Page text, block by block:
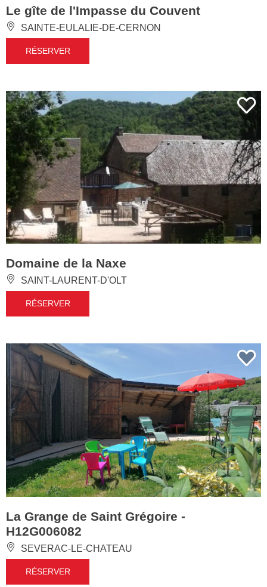
Le gîte de l'Impasse du Couvent
SAINTE-EULALIE-DE-CERNON
RÉSERVER
Domaine de la Naxe
SAINT-LAURENT-D'OLT
RÉSERVER
La Grange de Saint Grégoire -
H12G006082
SEVERAC-LE-CHATEAU
RÉSERVER